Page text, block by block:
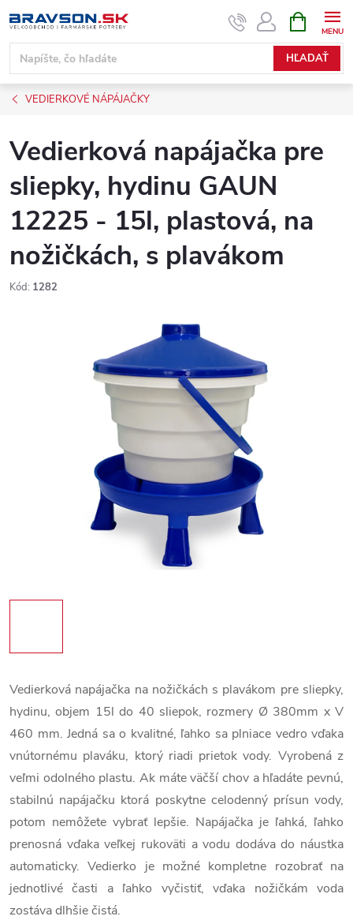
na
obsah
HĽADAŤ
KOŠÍK
VEDIERKOVÉ NÁPÁJAČKY
Vedierková napájačka pre
sliepky, hydinu GAUN
12225 - 15l, plastová, na
nožičkách, s plavákom
Kód: 1282
Vedierková napájačka na nožičkách s plavákom pre sliepky,
hydinu, objem 15l do 40 sliepok, rozmery Ø 380mm x V
460 mm. Jedná sa o kvalitné, ľahko sa plniace vedro vďaka
vnútornému plaváku, ktorý riadi prietok vody. Vyrobená z
veľmi odolného plastu. Ak máte väčší chov a hľadáte pevnú,
stabilnú napájačku ktorá poskytne celodenný prísun vody,
potom nemôžete vybrať lepšie. Napájačka je ľahká, ľahko
prenosná vďaka veľkej rukoväti a vodu dodáva do náustka
automaticky. Vedierko je možné kompletne rozobrať na
jednotlivé časti a ľahko vyčistiť, vďaka nožičkám voda
zostáva dlhšie čistá.